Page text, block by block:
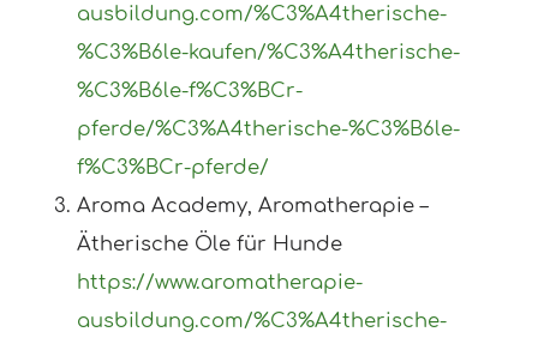
ausbildung.com/%C3%A4therische-
%C3%B6le-kaufen/%C3%A4therische-
%C3%B6le-f%C3%BCr-
pferde/%C3%A4therische-%C3%B6le-
f%C3%BCr-pferde/
Aroma Academy, Aromatherapie –
Ätherische Öle für Hunde
https://www.aromatherapie-
ausbildung.com/%C3%A4therische-